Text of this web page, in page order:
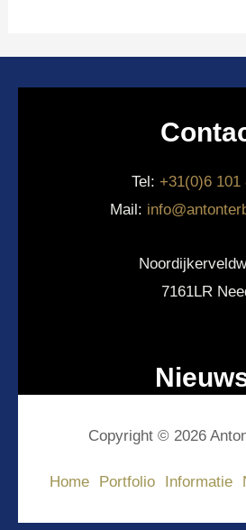
Tel: +31(0)6 101
Mail:
7161LR
Copyright © 2026
Home Portfolio Informatie